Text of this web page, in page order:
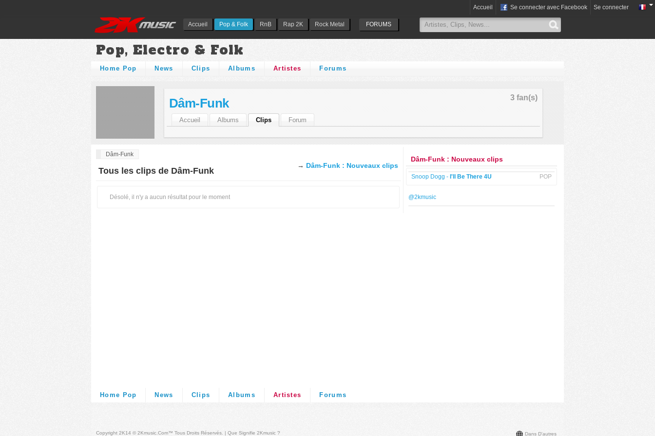
Accueil Pop & Folk RnB Rap 2K Rock Metal FORUMS
Accueil Se connecter avec Facebook Se connecter
Pop, Electro & Folk
Home Pop News Clips Albums Artistes Forums
3 fan(s)
Dâm-Funk
Accueil Albums Clips Forum
Dâm-Funk
→ Dâm-Funk : Nouveaux clips
Tous les clips de Dâm-Funk
Désolé, il n'y a aucun résultat pour le moment
Dâm-Funk : Nouveaux clips
POP
Snoop Dogg - I'll Be There 4U
@2kmusic
Home Pop News Clips Albums Artistes Forums
Dans D'autres
Copyright 2K14 © 2Kmusic.com™ Tous Droits Réservés . | Que Signifie 2Kmusic ?